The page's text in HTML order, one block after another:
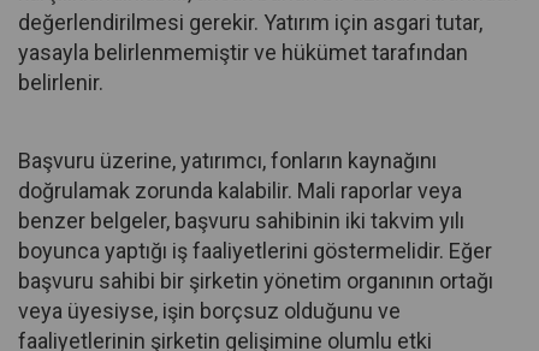
değerlendirilmesi gerekir. Yatırım için asgari tutar,
yasayla belirlenmemiştir ve hükümet tarafından
belirlenir.
Başvuru üzerine, yatırımcı, fonların kaynağını
doğrulamak zorunda kalabilir. Mali raporlar veya
benzer belgeler, başvuru sahibinin iki takvim yılı
boyunca yaptığı iş faaliyetlerini göstermelidir. Eğer
başvuru sahibi bir şirketin yönetim organının ortağı
veya üyesiyse, işin borçsuz olduğunu ve
faaliyetlerinin şirketin gelişimine olumlu etki